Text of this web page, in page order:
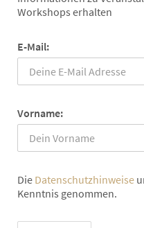
Workshops erhalten
E-Mail:
Vorname:
Die Datenschutzhinweise
Kenntnis genommen.